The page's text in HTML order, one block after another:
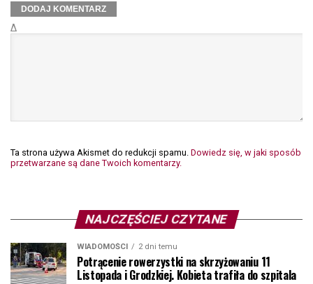
Δ
Ta strona używa Akismet do redukcji spamu. Dowiedz się, w jaki sposób
przetwarzane są dane Twoich komentarzy.
NAJCZĘŚCIEJ CZYTANE
WIADOMOŚCI 2 dni temu
Potrącenie rowerzystki na skrzyżowaniu 11
Listopada i Grodzkiej. Kobieta trafiła do szpitala